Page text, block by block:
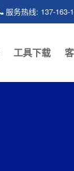
服务热线: 137-163-
工具下载